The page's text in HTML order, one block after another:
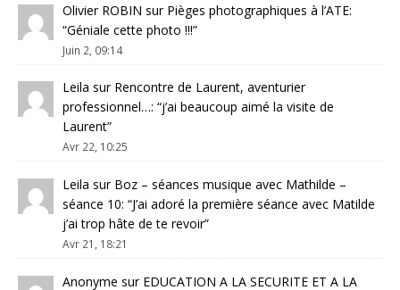
Olivier ROBIN sur Pièges photographiques à l’ATE:
“Géniale cette photo !!!”
Juin 2, 09:14
Leila sur Rencontre de Laurent, aventurier
professionnel…: “j’ai beaucoup aimé la visite de
Laurent”
Avr 22, 10:25
Leila sur Boz – séances musique avec Mathilde –
séance 10: “J’ai adoré la première séance avec Matilde
j’ai trop hâte de te revoir”
Avr 21, 18:21
Anonyme sur EDUCATION A LA SECURITE ET A LA